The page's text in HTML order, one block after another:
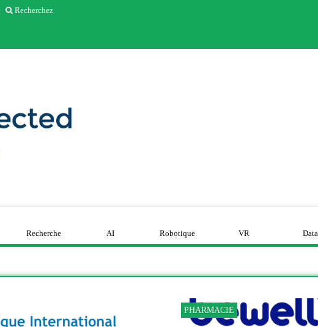
Recherchez
Recherche AI Robotique VR Data
PHARMACIE